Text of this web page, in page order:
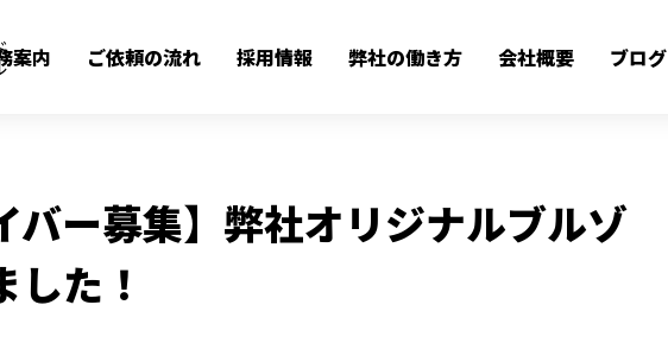
案内 ご依頼の流れ 採用情報 弊社の働き方 会社概要 ブログ
BLOG
【委託ドライバー募集】弊社オリジナルブルゾンをつくりました！
バー募集】弊社オリジナルブルゾ
した！